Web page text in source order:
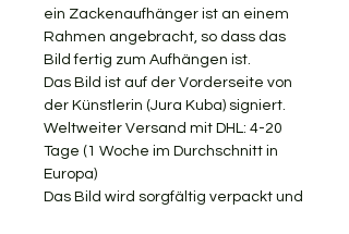
ein Zackenaufhänger ist an einem
Rahmen angebracht, so dass das
Bild fertig zum Aufhängen ist.
Das Bild ist auf der Vorderseite von
der Künstlerin (Jura Kuba) signiert.
Weltweiter Versand mit DHL: 4-20
Tage (1 Woche im Durchschnitt in
Europa)
Das Bild wird sorgfältig verpackt und